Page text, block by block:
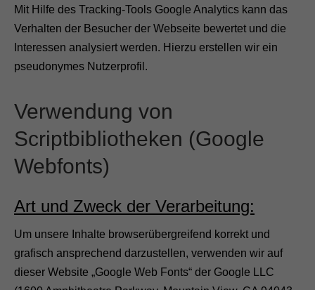
Mit Hilfe des Tracking-Tools Google Analytics kann das
Verhalten der Besucher der Webseite bewertet und die
Interessen analysiert werden. Hierzu erstellen wir ein
pseudonymes Nutzerprofil.
Verwendung von
Scriptbibliotheken (Google
Webfonts)
Art und Zweck der Verarbeitung:
Um unsere Inhalte browserübergreifend korrekt und
grafisch ansprechend darzustellen, verwenden wir auf
dieser Website „Google Web Fonts“ der Google LLC